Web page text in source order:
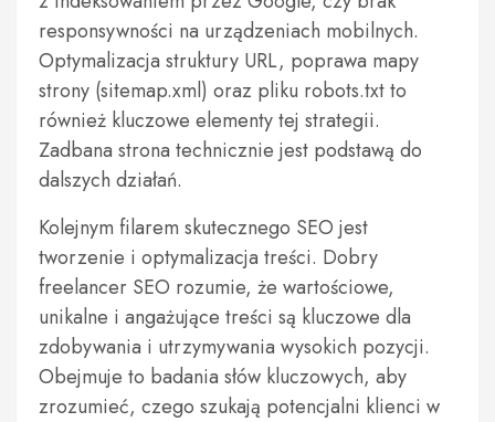
responsywności na urządzeniach mobilnych.
Optymalizacja struktury URL, poprawa mapy
strony (sitemap.xml) oraz pliku robots.txt to
również kluczowe elementy tej strategii.
Zadbana strona technicznie jest podstawą do
dalszych działań.
Kolejnym filarem skutecznego SEO jest
tworzenie i optymalizacja treści. Dobry
freelancer SEO rozumie, że wartościowe,
unikalne i angażujące treści są kluczowe dla
zdobywania i utrzymywania wysokich pozycji.
Obejmuje to badania słów kluczowych, aby
zrozumieć, czego szukają potencjalni klienci w